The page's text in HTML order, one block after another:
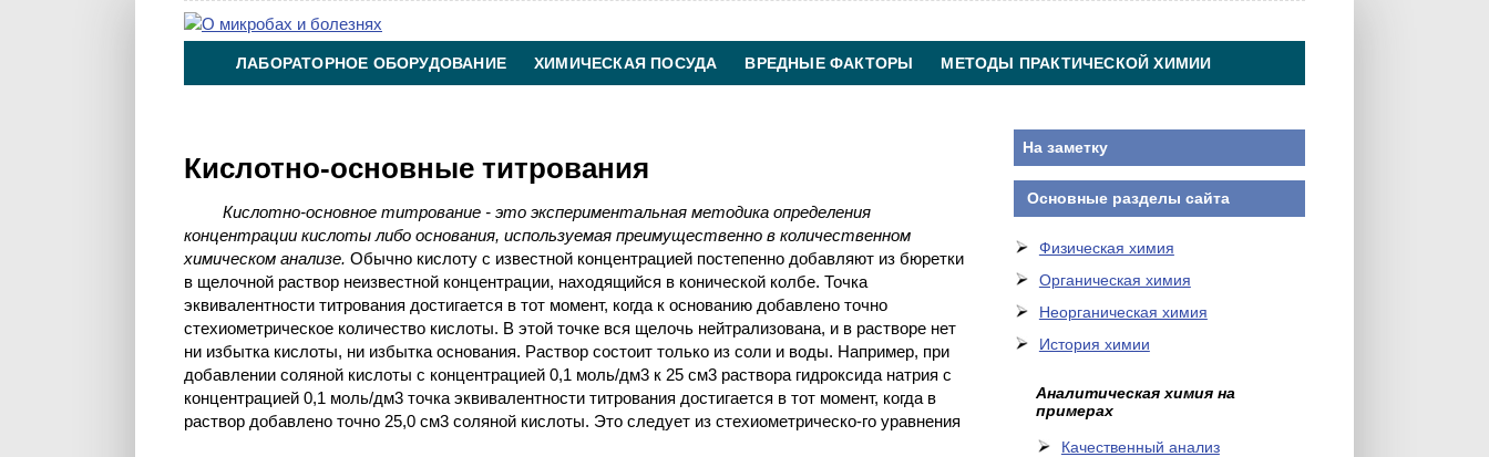
ЛАБОРАТОРНОЕ ОБОРУДОВАНИЕ ХИМИЧЕСКАЯ ПОСУДА ВРЕДНЫЕ ФАКТОРЫ МЕТОДЫ ПРАКТИЧЕСКОЙ ХИМИИ
Кислотно-основные титрования
Кислотно-основное титрование - это экспериментальная методика определения
концентрации кислоты либо основания, используемая преимущественно в количественном
химическом анализе. Обычно кислоту с известной концентрацией постепенно добавляют из бюретки
в щелочной раствор неизвестной концентрации, находящийся в конической колбе. Точка
эквивалентности титрования достигается в тот момент, когда к основанию добавлено точно
стехиометрическое количество кислоты. В этой точке вся щелочь нейтрализована, и в растворе нет
ни избытка кислоты, ни избытка основания. Раствор состоит только из соли и воды. Например, при
добавлении соляной кислоты с концентрацией 0,1 моль/дм3 к 25 см3 раствора гидроксида натрия с
концентрацией 0,1 моль/дм3 точка эквивалентности титрования достигается в тот момент, когда в
раствор добавлено точно 25,0 см3 соляной кислоты. Это следует из стехиометрическо-го уравнения
На заметку
Основные разделы сайта
Физическая химия
Органическая химия
Неорганическая химия
История химии
Аналитическая химия на
примерах
Качественный анализ